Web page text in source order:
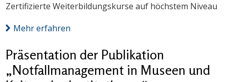
Zertifizierte Weiterbildungskurse auf höchstem Niveau
Mehr erfahren
Präsentation der Publikation
„Notfallmanagement in Museen und